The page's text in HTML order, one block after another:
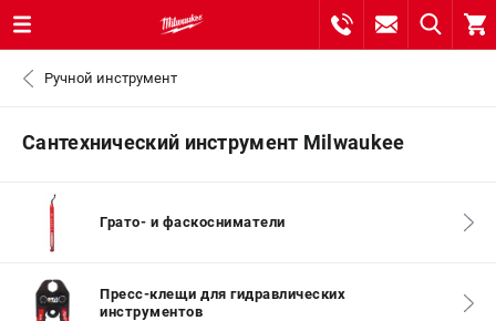
ЗАКАЗАТЬ ЗАПЧАСТЬ
САНКТ-ПЕТЕРБУРГ
0 ₽
Ручной инструмент
Сантехнический инструмент Milwaukee
Грато- и фаскосниматели
Пресс-клещи для гидравлических
инструментов